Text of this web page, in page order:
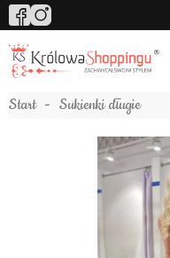
Start Sukienki długie